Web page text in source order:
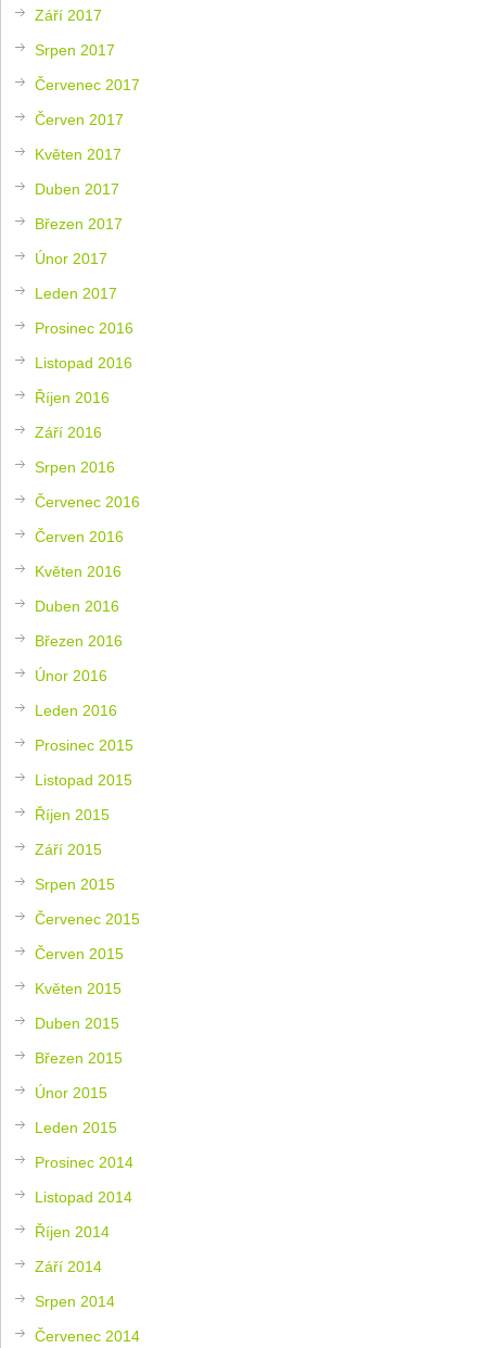
Září 2017
Srpen 2017
Červenec 2017
Červen 2017
Květen 2017
Duben 2017
Březen 2017
Únor 2017
Leden 2017
Prosinec 2016
Listopad 2016
Říjen 2016
Září 2016
Srpen 2016
Červenec 2016
Červen 2016
Květen 2016
Duben 2016
Březen 2016
Únor 2016
Leden 2016
Prosinec 2015
Listopad 2015
Říjen 2015
Září 2015
Srpen 2015
Červenec 2015
Červen 2015
Květen 2015
Duben 2015
Březen 2015
Únor 2015
Leden 2015
Prosinec 2014
Listopad 2014
Říjen 2014
Září 2014
Srpen 2014
Červenec 2014